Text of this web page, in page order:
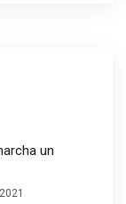
un